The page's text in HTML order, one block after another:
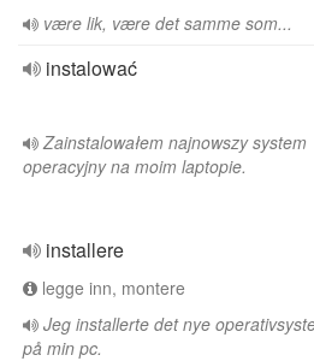
være lik, være det samme som...
instalować
Zainstalowałem najnowszy system
operacyjny na moim laptopie.
installere
legge inn, montere
Jeg installerte det nye
på min pc.